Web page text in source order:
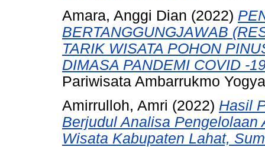
Amara, Anggi Dian (2022)
BERTANGGUNGJAWAB
TARIK WISATA POHON
DIMASA PANDEMI COVID -
Pariwisata Ambarrukmo
Amirrulloh, Amri (2022) Hasil
Berjudul Analisa Pengelolaan
Wisata Kabupaten Lahat,